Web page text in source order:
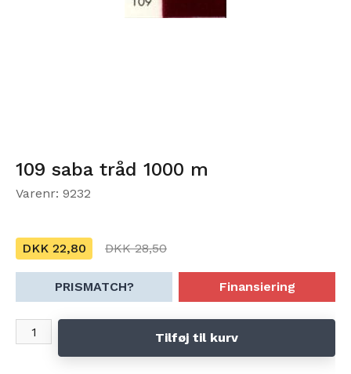
109 saba tråd 1000 m
Varenr: 9232
DKK 22,80 DKK 28,50
PRISMATCH? Finansiering
Tilføj til kurv